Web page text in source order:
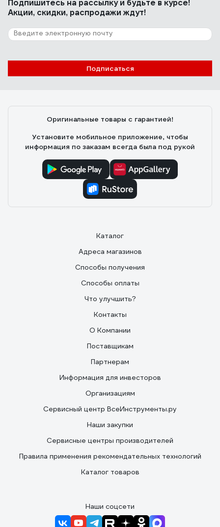
Подпишитесь на рассылкуи будьте в курсе!
Акции, скидки, распродажи ждут!
Подписаться
Оригинальные товары с гарантией!
Установите мобильное приложение, чтобы
информация по заказам всегда была под рукой
Каталог
Адреса магазинов
Способы получения
Способы оплаты
Что улучшить?
Контакты
О Компании
Поставщикам
Партнерам
Информация для инвесторов
Организациям
Сервисный центр ВсеИнструменты.ру
Наши закупки
Сервисные центры производителей
Правила применения рекомендательных технологий
Каталог товаров
Наши соцсети